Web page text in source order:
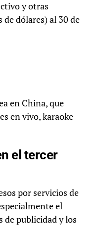
y otras
dólares) al 30 de
en China, que
en vivo, karaoke
el tercer
por servicios de
el
de publicidad y los